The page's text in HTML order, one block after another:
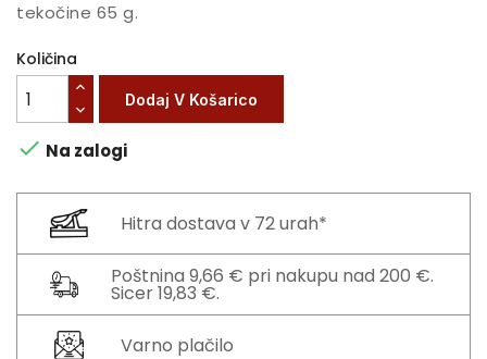
tekočine 65 g.
Količina
Dodaj V Košarico
 Na zalogi
Hitra dostava v 72 urah*
Poštnina 9,66 € pri nakupu nad 200 €.
Sicer 19,83 €.
Varno plačilo